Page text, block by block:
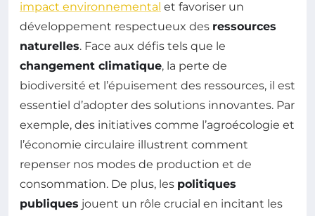
impact environnemental et favoriser un
développement respectueux des ressources
naturelles. Face aux défis tels que le
changement climatique, la perte de
biodiversité et l’épuisement des ressources, il est
essentiel d’adopter des solutions innovantes. Par
exemple, des initiatives comme l’agroécologie et
l’économie circulaire illustrent comment
repenser nos modes de production et de
consommation. De plus, les politiques
publiques jouent un rôle crucial en incitant les